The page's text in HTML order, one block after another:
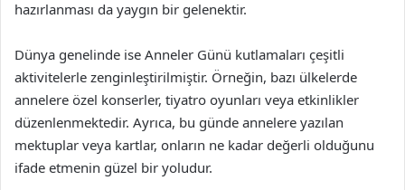
hazırlanması da yaygın bir gelenektir.
Dünya genelinde ise Anneler Günü kutlamaları çeşitli
aktivitelerle zenginleştirilmiştir. Örneğin, bazı ülkelerde
annelere özel konserler, tiyatro oyunları veya etkinlikler
düzenlenmektedir. Ayrıca, bu günde annelere yazılan
mektuplar veya kartlar, onların ne kadar değerli olduğunu
ifade etmenin güzel bir yoludur.